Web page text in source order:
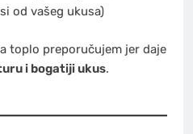
od vašeg ukusa)
toplo preporučujem jer daje
i bogatiji ukus.